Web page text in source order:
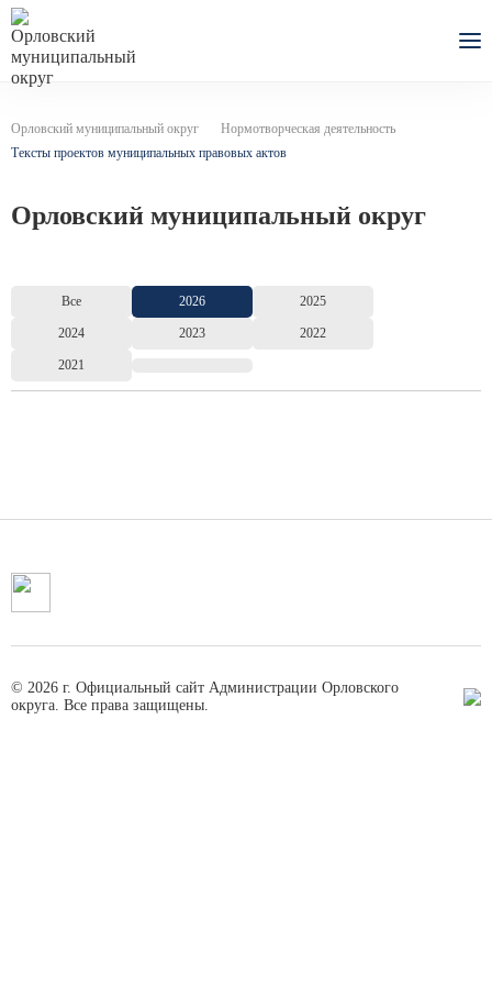
Орловский муниципальный округ
Нормотворческая деятельность
Тексты проектов муниципальных правовых актов
Орловский муниципальный округ
Все 2026 2025
2024 2023 2022
2021
© 2026 г. Официальный сайт Администрации Орловского
округа. Все права защищены.